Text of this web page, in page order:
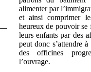
alimenter par
et ainsi comprimer
heureux de pouvoir
leurs enfants par des
peut donc s’attendre
des officines
l’ouvrage.